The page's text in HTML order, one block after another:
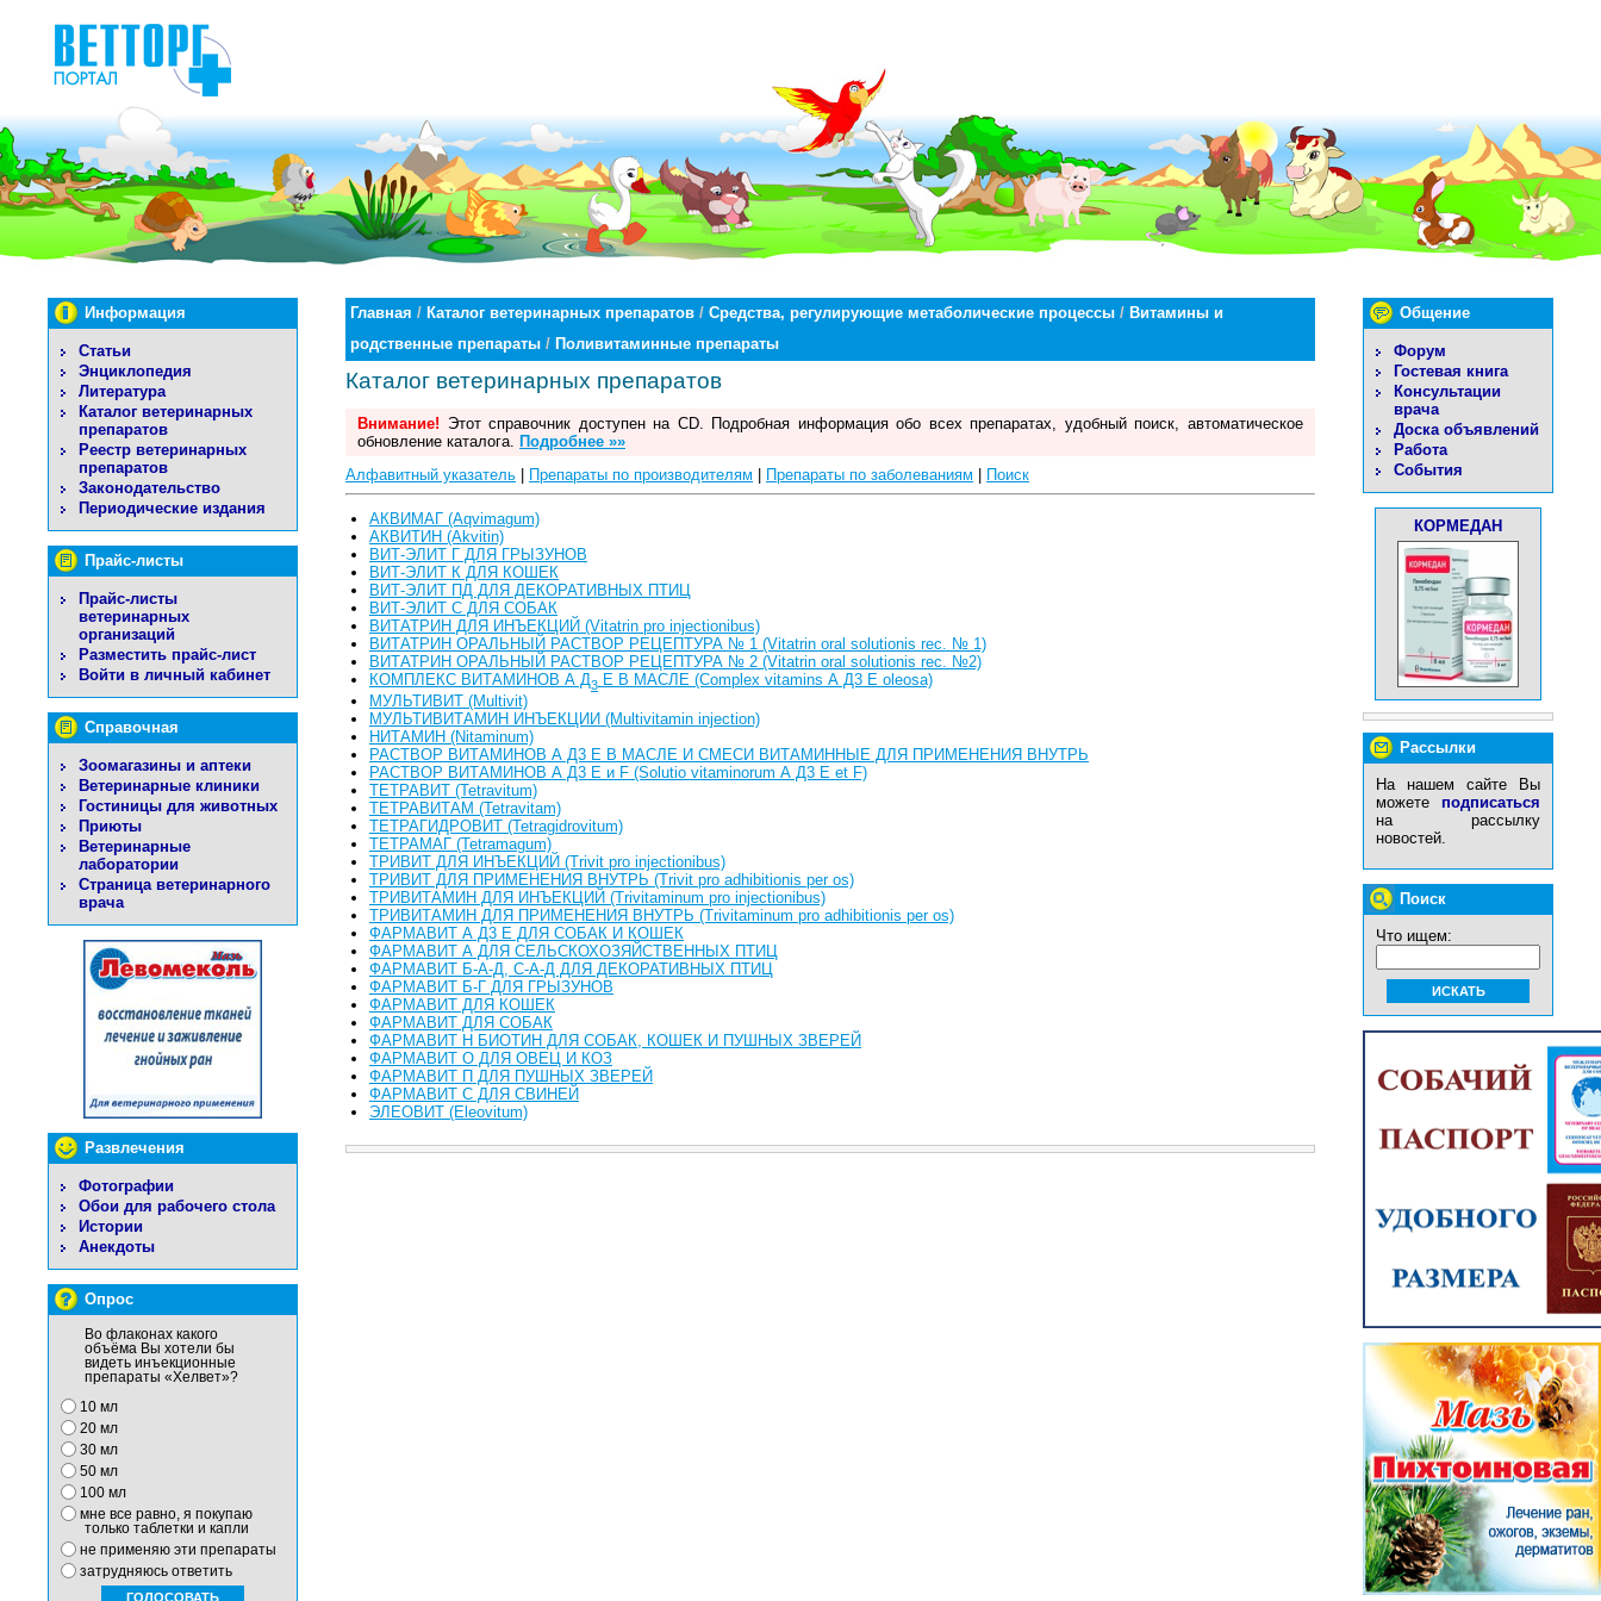
Информация
Статьи
Энциклопедия
Литература
Каталог ветеринарных
препаратов
Реестр ветеринарных
препаратов
Законодательство
Периодические издания
Прайс-листы
Прайс-листы
ветеринарных
организаций
Разместить прайс-лист
Войти в личный кабинет
Справочная
Зоомагазины и аптеки
Ветеринарные клиники
Гостиницы для животных
Приюты
Ветеринарные
лаборатории
Страница ветеринарного
врача
Развлечения
Фотографии
Обои для рабочего стола
Истории
Анекдоты
Опрос
Во флаконах какого
объёма Вы хотели бы
видеть инъекционные
препараты «Хелвет»?
10 мл
20 мл
30 мл
50 мл
100 мл
мне все равно, я покупаю
только таблетки и капли
не применяю эти препараты
затрудняюсь ответить
Общение
Форум
Гостевая книга
Консультации
врача
Доска объявлений
Работа
События
КОРМЕДАН
Рассылки
На нашем сайте Вы
можете подписаться
на рассылку
новостей.
Поиск
Что ищем:
Главная / Каталог ветеринарных препаратов / Средства, регулирующие метаболические процессы / Витамины и
родственные препараты / Поливитаминные препараты
Каталог ветеринарных препаратов
Внимание! Этот справочник доступен на CD. Подробная информация обо всех препаратах, удобный поиск, автоматическое
обновление каталога. Подробнее »»
Алфавитный указатель
Препараты по производителям Препараты по заболеваниям Поиск
АКВИМАГ (Aqvimagum)
АКВИТИН (Akvitin)
ВИТ-ЭЛИТ Г ДЛЯ ГРЫЗУНОВ
ВИТ-ЭЛИТ К ДЛЯ КОШЕК
ВИТ-ЭЛИТ ПД ДЛЯ ДЕКОРАТИВНЫХ ПТИЦ
ВИТ-ЭЛИТ С ДЛЯ СОБАК
ВИТАТРИН ДЛЯ ИНЪЕКЦИЙ (Vitatrin pro injectionibus)
ВИТАТРИН ОРАЛЬНЫЙ РАСТВОР РЕЦЕПТУРА № 1 (Vitatrin oral solutionis rec. № 1)
ВИТАТРИН ОРАЛЬНЫЙ РАСТВОР РЕЦЕПТУРА № 2 (Vitatrin oral solutionis rec. №2)
КОМПЛЕКС ВИТАМИНОВ А Д3 Е В МАСЛЕ (Complex vitamins А Д3 Е oleоsa)
МУЛЬТИВИТ (Multivit)
МУЛЬТИВИТАМИН ИНЪЕКЦИИ (Multivitamin injection)
НИТАМИН (Nitaminum)
РАСТВОР ВИТАМИНОВ А Д3 Е В МАСЛЕ И СМЕСИ ВИТАМИННЫЕ ДЛЯ ПРИМЕНЕНИЯ ВНУТРЬ
РАСТВОР ВИТАМИНОВ А Д3 Е и F (Solutio vitaminorum А Д3 Е et F)
ТЕТРАВИТ (Tetravitum)
ТЕТРАВИТАМ (Tetravitam)
ТЕТРАГИДРОВИТ (Tetragidrovitum)
ТЕТРАМАГ (Tetramagum)
ТРИВИТ ДЛЯ ИНЪЕКЦИЙ (Trivit pro injectionibus)
ТРИВИТ ДЛЯ ПРИМЕНЕНИЯ ВНУТРЬ (Trivit pro adhibitionis per os)
ТРИВИТАМИН ДЛЯ ИНЪЕКЦИЙ (Trivitaminum pro injectionibus)
ТРИВИТАМИН ДЛЯ ПРИМЕНЕНИЯ ВНУТРЬ (Trivitaminum pro adhibitionis per os)
ФАРМАВИТ А Д3 Е ДЛЯ СОБАК И КОШЕК
ФАРМАВИТ А ДЛЯ СЕЛЬСКОХОЗЯЙСТВЕННЫХ ПТИЦ
ФАРМАВИТ Б-А-Д, С-А-Д ДЛЯ ДЕКОРАТИВНЫХ ПТИЦ
ФАРМАВИТ Б-Г ДЛЯ ГРЫЗУНОВ
ФАРМАВИТ ДЛЯ КОШЕК
ФАРМАВИТ ДЛЯ СОБАК
ФАРМАВИТ Н БИОТИН ДЛЯ СОБАК, КОШЕК И ПУШНЫХ ЗВЕРЕЙ
ФАРМАВИТ О ДЛЯ ОВЕЦ И КОЗ
ФАРМАВИТ П ДЛЯ ПУШНЫХ ЗВЕРЕЙ
ФАРМАВИТ С ДЛЯ СВИНЕЙ
ЭЛЕОВИТ (Eleovitum)